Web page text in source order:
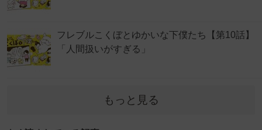
フレブルこくぼとゆかいな下僕たち【第10話】
「人間扱いがすぎる」
もっと見る